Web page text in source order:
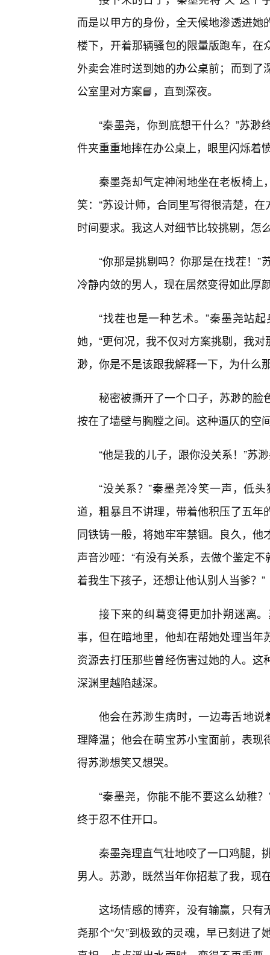
而是以甲方的身份，全天候地渗透进
楼下，开着那辆骚包的限量版跑车，
外卖会准时送到她的办公桌前；而到
公室里对方案📘，直到深夜。
“秦墨尧，你到底想干什么？”苏
件夹重重地摔在办公桌上，眼里闪烁着
秦墨尧却气定神闲地坐在老板椅上
笑：“苏设计师，合同里写得很清楚，
时间要求。我这人对细节比较挑剔，怎
“你那是挑剔吗？你那是在找茬！
冷静内敛的男人，现在居然变得如此厚
“找茬也是一种艺术。”秦墨尧站
她，“更何况，我不仅对方案挑剔，我
渺，你是不是该跟我解释一下，为什么
秘密被撕开了一个口子，苏渺的脸
按在了墙壁与胸膛之间。这种逼仄的空
“他是我的儿子，跟你没关系！”苏
“没关系？”秦墨尧冷笑一声，低
道，粗暴且不讲理，带着他积压了五
同铁铸一般，将她牢牢禁锢。良久，
声音沙哑：“有没有关系，去做个鉴定
着我生下孩子，还想让他认别人当爹？”
接下来的纠葛变得更加扑朔迷离
事，但在暗地里，他却在帮她处理当
资源去打压那些曾经伤害过她的人。
深渊里越陷越深。
他会在苏渺生病时，一边毒舌地说
理降温；他会在萌宝苏小宝面前，表
得苏渺想笑又想哭。
“秦墨尧，你能不能不要这么幼稚
终于忍不住开口。
秦墨尧理直气壮地咬了一口鸡腿，
男人。苏渺，既然当年你招惹了我，现
这场情感的博弈，没有输赢，只有
尧那个“欠”到极致的灵魂，早已刻进